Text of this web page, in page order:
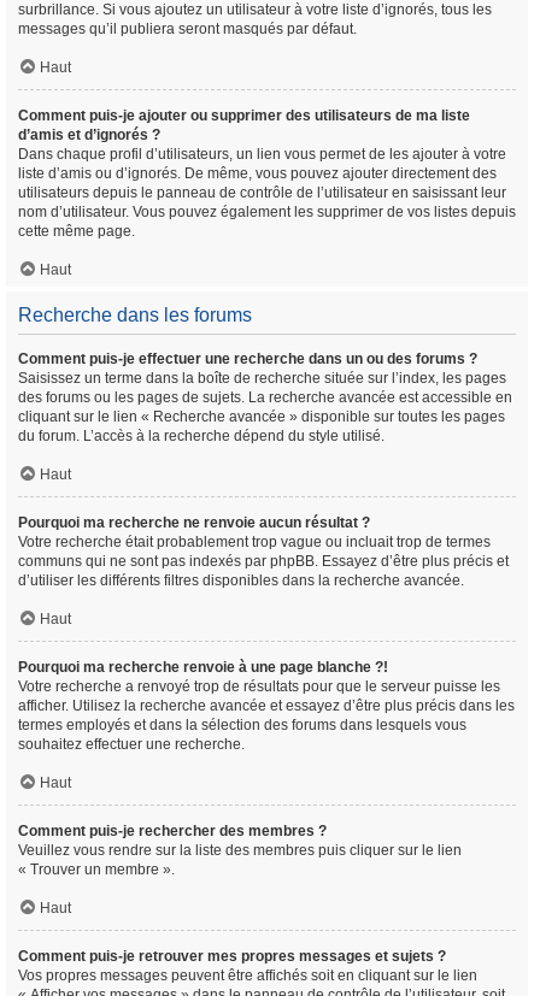
surbrillance. Si vous ajoutez un utilisateur à votre liste d’ignorés, tous les
messages qu’il publiera seront masqués par défaut.
Haut
Comment puis-je ajouter ou supprimer des utilisateurs de ma liste
d’amis et d’ignorés ?
Dans chaque profil d’utilisateurs, un lien vous permet de les ajouter à votre
liste d’amis ou d’ignorés. De même, vous pouvez ajouter directement des
utilisateurs depuis le panneau de contrôle de l’utilisateur en saisissant leur
nom d’utilisateur. Vous pouvez également les supprimer de vos listes depuis
cette même page.
Haut
Recherche dans les forums
Comment puis-je effectuer une recherche dans un ou des forums ?
Saisissez un terme dans la boîte de recherche située sur l’index, les pages
des forums ou les pages de sujets. La recherche avancée est accessible en
cliquant sur le lien « Recherche avancée » disponible sur toutes les pages
du forum. L’accès à la recherche dépend du style utilisé.
Haut
Pourquoi ma recherche ne renvoie aucun résultat ?
Votre recherche était probablement trop vague ou incluait trop de termes
communs qui ne sont pas indexés par phpBB. Essayez d’être plus précis et
d’utiliser les différents filtres disponibles dans la recherche avancée.
Haut
Pourquoi ma recherche renvoie à une page blanche ?!
Votre recherche a renvoyé trop de résultats pour que le serveur puisse les
afficher. Utilisez la recherche avancée et essayez d’être plus précis dans les
termes employés et dans la sélection des forums dans lesquels vous
souhaitez effectuer une recherche.
Haut
Comment puis-je rechercher des membres ?
Veuillez vous rendre sur la liste des membres puis cliquer sur le lien
« Trouver un membre ».
Haut
Comment puis-je retrouver mes propres messages et sujets ?
Vos propres messages peuvent être affichés soit en cliquant sur le lien